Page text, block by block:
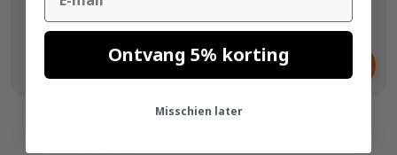
€ 6,
Dymo S0904980 compatible labels
Ontvang 5% korting
Misschien later